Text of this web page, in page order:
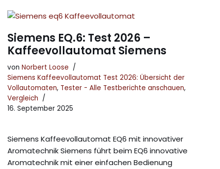
Siemens EQ.6: Test 2026 –
Kaffeevollautomat Siemens
von Norbert Loose
Siemens Kaffeevollautomat Test 2026: Übersicht der
Vollautomaten, Tester - Alle Testberichte anschauen,
Vergleich
16. September 2025
Siemens Kaffeevollautomat EQ6 mit innovativer
Aromatechnik Siemens führt beim EQ6 innovative
Aromatechnik mit einer einfachen Bedienung